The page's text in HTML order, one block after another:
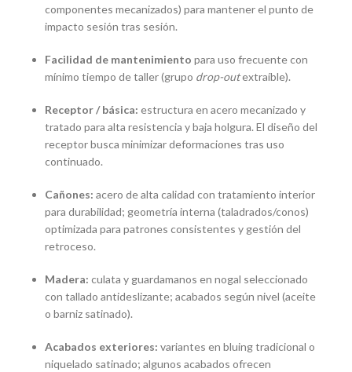
componentes mecanizados) para mantener el punto de
impacto sesión tras sesión.
Facilidad de mantenimiento para uso frecuente con
mínimo tiempo de taller (grupo drop-outextraíble).
Receptor / básica: estructura en acero mecanizado y
tratado para alta resistencia y baja holgura. El diseño del
receptor busca minimizar deformaciones tras uso
continuado.
Cañones: acero de alta calidad con tratamiento interior
para durabilidad; geometría interna (taladrados/conos)
optimizada para patrones consistentes y gestión del
retroceso.
Madera: culata y guardamanos en nogal seleccionado
con tallado antideslizante; acabados según nivel (aceite
o barniz satinado).
Acabados exteriores: variantes en bluing tradicional o
niquelado satinado; algunos acabados ofrecen